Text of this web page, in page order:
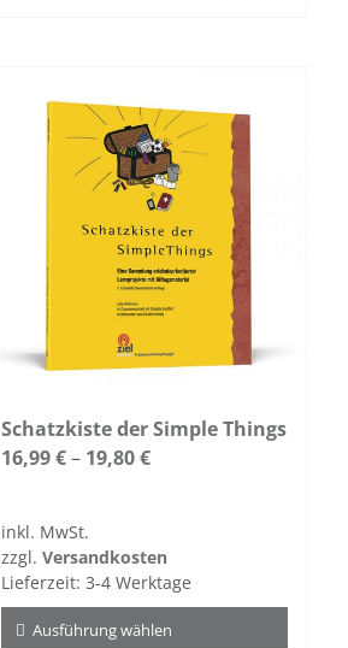
Varianten
Produktseite
gewählt
werden
Schatzkiste der Simple Things
16,99€– 19,80€
inkl. MwSt.
zzgl. Versandkosten
Lieferzeit: 3-4 Werktage
Ausführung wählen